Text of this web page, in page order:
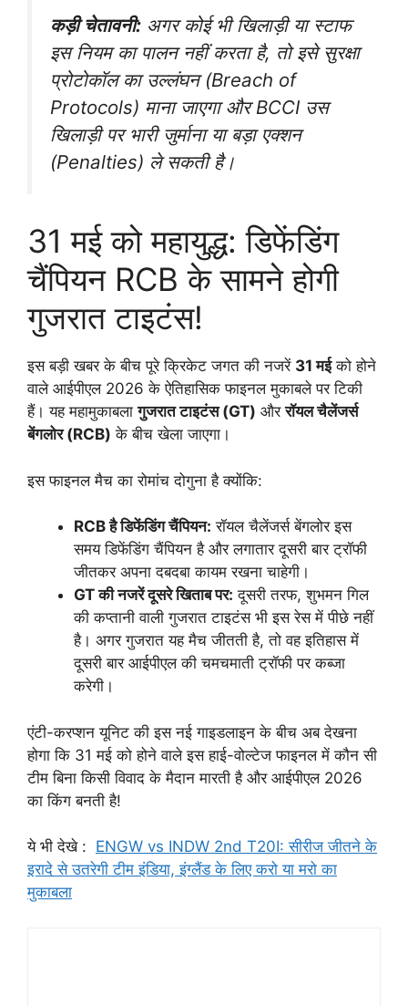
कड़ी चेतावनी: अगर कोई भी खिलाड़ी या स्टाफ
इस नियम का पालन नहीं करता है, तो इसे सुरक्षा
प्रोटोकॉल का उल्लंघन (Breach of
Protocols) माना जाएगा और BCCI उस
खिलाड़ी पर भारी जुर्माना या बड़ा एक्शन
(Penalties) ले सकती है।
31 मई को महायुद्ध: डिफेंडिंग
चैंपियन RCB के सामने होगी
गुजरात टाइटंस!
इस बड़ी खबर के बीच पूरे क्रिकेट जगत की नजरें 31 मईको होने
वाले आईपीएल 2026 के ऐतिहासिक फाइनल मुकाबले पर टिकी
हैं। यह महामुकाबलागुजरात टाइटंस (GT) औररॉयल चैलेंजर्स
बेंगलोर (RCB) के बीच खेला जाएगा।
इस फाइनल मैच का रोमांच दोगुना है क्योंकि:
RCB है डिफेंडिंग चैंपियन: रॉयल चैलेंजर्स बेंगलोर इस
समय डिफेंडिंग चैंपियन है और लगातार दूसरी बार ट्रॉफी
जीतकर अपना दबदबा कायम रखना चाहेगी।
GT की नजरें दूसरे खिताब पर: दूसरी तरफ, शुभमन गिल
की कप्तानी वाली गुजरात टाइटंस भी इस रेस में पीछे नहीं
है। अगर गुजरात यह मैच जीतती है, तो वह इतिहास में
दूसरी बार आईपीएल की चमचमाती ट्रॉफी पर कब्जा
करेगी।
एंटी-करप्शन यूनिट की इस नई गाइडलाइन के बीच अब देखना
होगा कि 31 मई को होने वाले इस हाई-वोल्टेज फाइनल में कौन सी
टीम बिना किसी विवाद के मैदान मारती है और आईपीएल 2026
का किंग बनती है!
ये भी देखे : ENGW vs INDW 2nd T20I: सीरीज जीतने के
इरादे से उतरेगी टीम इंडिया, इंग्लैंड के लिए करो या मरो का
मुकाबला